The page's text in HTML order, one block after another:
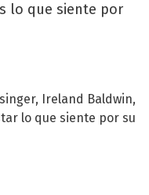
lo que siente por
Ireland Baldwin,
lo que siente por su